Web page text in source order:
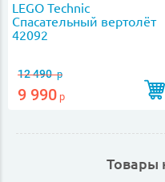
LEGO Technic
Спасательный вертолёт
42092
12 490р
9 990 р
Товары